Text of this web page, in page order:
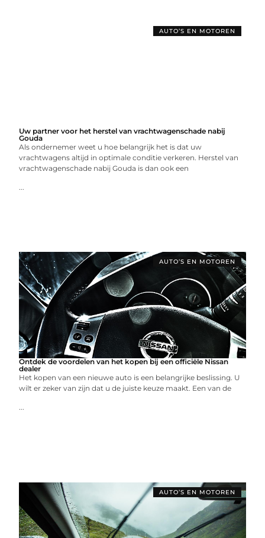
AUTO’S EN MOTOREN
Uw partner voor het herstel van vrachtwagenschade nabij
Gouda
Als ondernemer weet u hoe belangrijk het is dat uw
vrachtwagens altijd in optimale conditie verkeren. Herstel van
vrachtwagenschade nabij Gouda is dan ook een
...
AUTO’S EN MOTOREN
Ontdek de voordelen van het kopen bij een officiële Nissan
dealer
Het kopen van een nieuwe auto is een belangrijke beslissing. U
wilt er zeker van zijn dat u de juiste keuze maakt. Een van de
...
AUTO’S EN MOTOREN